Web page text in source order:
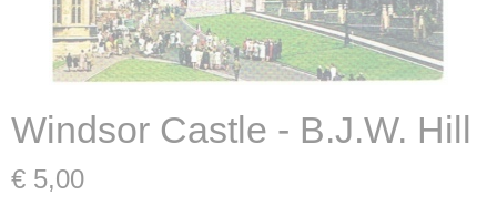
Windsor Castle - B.J.W. Hill
€ 5,00